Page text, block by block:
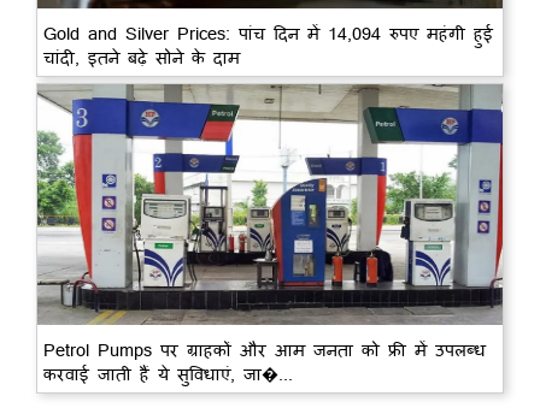
Gold and Silver Prices: पांच दिन में 14,094 रुपए महंगी हुई
चांदी, इतने बढ़े सोने के दाम
Petrol Pumps पर ग्राहकों और आम जनता को फ्री में उपलब्ध
करवाई जाती हैं ये सुविधाएं, जा�...